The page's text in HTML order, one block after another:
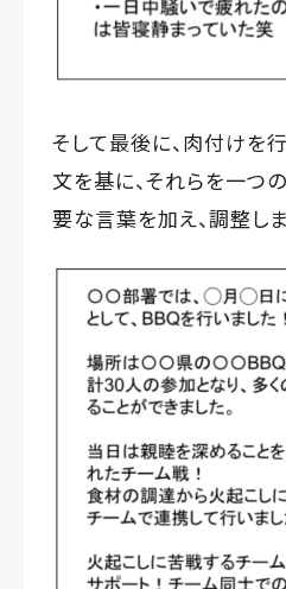
そして最後に、肉付けを
文を基に、それらを一つ
要な言葉を加え、調整しま